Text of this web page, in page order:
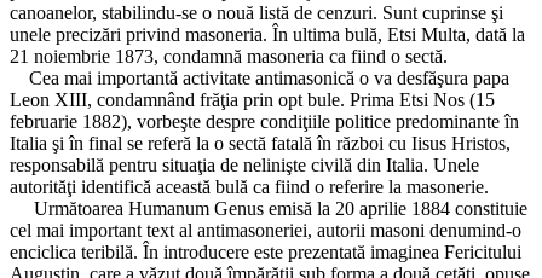
canoanelor, stabilindu-se o nouă listă de cenzuri. Sunt cuprinse şi
unele precizări privind masoneria. În ultima bulă, Etsi Multa, dată la
21 noiembrie 1873, condamnă masoneria ca fiind o sectă.
Cea mai importantă activitate antimasonică o va desfăşura papa
Leon XIII, condamnând frăţia prin opt bule. Prima Etsi Nos (15
februarie 1882), vorbeşte despre condiţiile politice predominante în
Italia şi în final se referă la o sectă fatală în război cu Iisus Hristos,
responsabilă pentru situaţia de nelinişte civilă din Italia. Unele
autorităţi identifică această bulă ca fiind o referire la masonerie.
Următoarea Humanum Genus emisă la 20 aprilie 1884 constituie
cel mai important text al antimasoneriei, autorii masoni denumind-o
enciclica teribilă. În introducere este prezentată imaginea Fericitului
Augustin, care a văzut două împărăţii sub forma a două cetăţi, opuse